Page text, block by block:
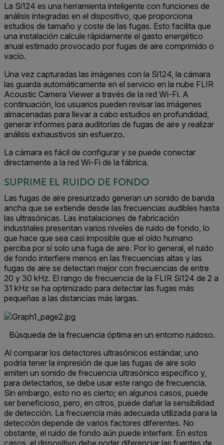
La Si124 es una herramienta inteligente con funciones de
análisis integradas en el dispositivo, que proporciona
estudios de tamaño y coste de las fugas. Esto facilita que
una instalación calcule rápidamente el gasto energético
anual estimado provocado por fugas de aire comprimido o
vacío.
Una vez capturadas las imágenes con la Si124, la cámara
las guarda automáticamente en el servicio en la nube FLIR
Acoustic Camera Viewer a través de la red Wi-Fi. A
continuación, los usuarios pueden revisar las imágenes
almacenadas para llevar a cabo estudios en profundidad,
generar informes para auditorías de fugas de aire y realizar
análisis exhaustivos sin esfuerzo.
La cámara es fácil de configurar y se puede conectar
directamente a la red Wi-Fi de la fábrica.
SUPRIME EL RUIDO DE FONDO
Las fugas de aire presurizado generan un sonido de banda
ancha que se extiende desde las frecuencias audibles hasta
las ultrasónicas. Las instalaciones de fabricación
industriales presentan varios niveles de ruido de fondo, lo
que hace que sea casi imposible que el oído humano
perciba por sí solo una fuga de aire. Por lo general, el ruido
de fondo interfiere menos en las frecuencias altas y las
fugas de aire se detectan mejor con frecuencias de entre
20 y 30 kHz. El rango de frecuencia de la FLIR Si124 de 2 a
31 kHz se ha optimizado para detectar las fugas más
pequeñas a las distancias más largas.
Búsqueda de la frecuencia óptima en un entorno ruidoso.
Al comparar los detectores ultrasónicos estándar, uno
podría tener la impresión de que las fugas de aire solo
emiten un sonido de frecuencia ultrasónico específico y,
para detectarlos, se debe usar este rango de frecuencia.
Sin embargo, esto no es cierto; en algunos casos, puede
ser beneficioso, pero, en otros, puede dañar la sensibilidad
de detección. La frecuencia más adecuada utilizada para la
detección depende de varios factores diferentes. No
obstante, el ruido de fondo aún puede interferir. En estos